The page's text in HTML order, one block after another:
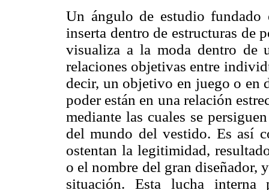
Un ángulo de estudio
inserta dentro de estructuras de
visualiza a la moda dentro de
relaciones objetivas entre
decir, un objetivo en juego o en
poder están en una relación
mediante las cuales se
del mundo del vestido. Es así
ostentan la legitimidad,
o el nombre del gran diseñador,
situación. Esta lucha interna